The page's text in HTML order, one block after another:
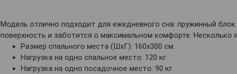
Модель отлично подходит для ежедневного сна: пружинный
поверхность и заботится о максимальном комфорте.
Размер спального места (ШхГ): 160х300 см.
Нагрузка на одно спальное место: 120 кг.
Нагрузка на одно посадочное место: 90 кг.